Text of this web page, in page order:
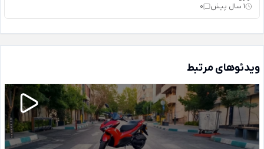
1 سال پیش
0
ویدئوهای مرتبط